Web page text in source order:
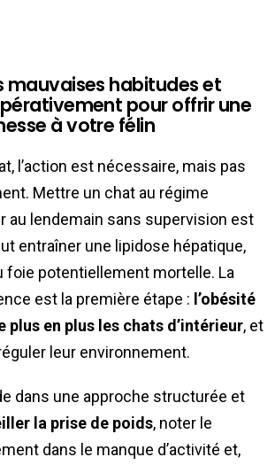
mauvaises habitudes et
pour offrir une
à votre félin
l’action est nécessaire, mais pas
Mettre un chat au régime
au lendemain sans supervision est
entraîner une lipidose hépatique,
foie potentiellement mortelle. La
est la première étape : l’obésité
plus en plus les chats d’intérieur, et
leur environnement.
dans une approche structurée et
la prise de poids, noter le
dans le manque d’activité et,